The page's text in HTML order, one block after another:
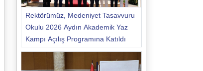
Rektörümüz, Medeniyet Tasavvuru
Okulu 2026 Aydın Akademik Yaz
Kampı Açılış Programına Katıldı